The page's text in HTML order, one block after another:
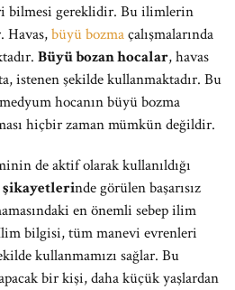
bilmesi gereklidir. Bu ilimlerin
Havas,büyü bozmaçalışmalarında
Büyü bozan hocalar, havas
istenen şekilde kullanmaktadır. Bu
hocanın büyü bozma
hiçbir zaman mümkün değildir.
de aktif olarak kullanıldığı
şikayetlerinde görülen başarısız
en önemli sebep ilim
bilgisi, tüm manevi evrenleri
kullanmamızı sağlar. Bu
bir kişi, daha küçük yaşlardan